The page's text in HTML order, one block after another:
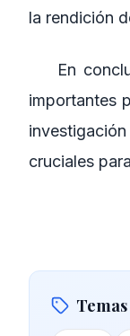
la rendición
En
importantes
cruciales